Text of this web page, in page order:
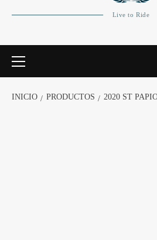
INICIO PRODUCTOS 2020 ST